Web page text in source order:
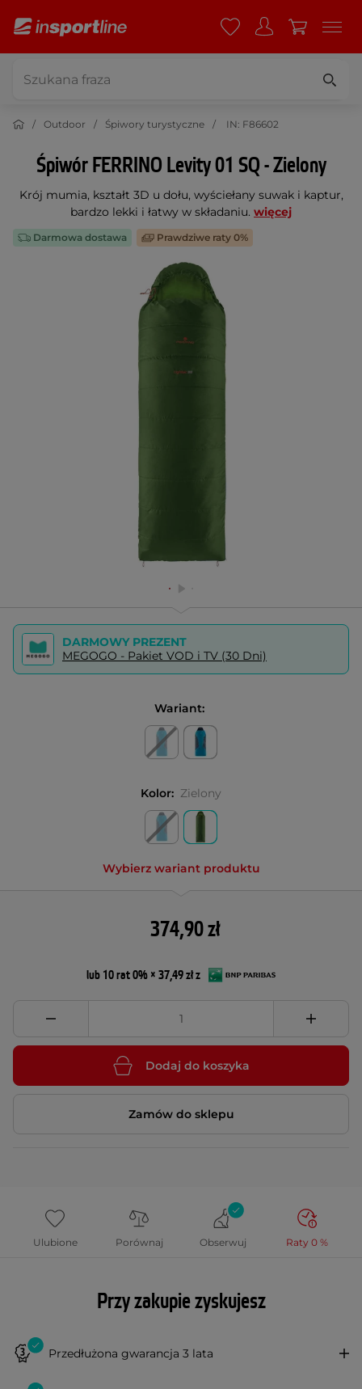
Outdoor Śpiwory turystyczne IN: F86602
Śpiwór FERRINO Levity 01 SQ - Zielony
Krój mumia, kształt 3D u dołu, wyściełany suwak i kaptur,
bardzo lekki i łatwy w składaniu. więcej
Darmowa dostawa Prawdziwe raty 0%
DARMOWY PREZENT
MEGOGO - Pakiet VOD i TV (30 Dni)
Wariant:
Kolor: Zielony
Wybierz wariant produktu
374,90 zł
lub 10 rat 0% × 37,49 zł z
Dodaj do koszyka
Zamów do sklepu
Ulubione Porównaj Obserwuj Raty 0 %
Przy zakupie zyskujesz
Przedłużona gwarancja 3 lata